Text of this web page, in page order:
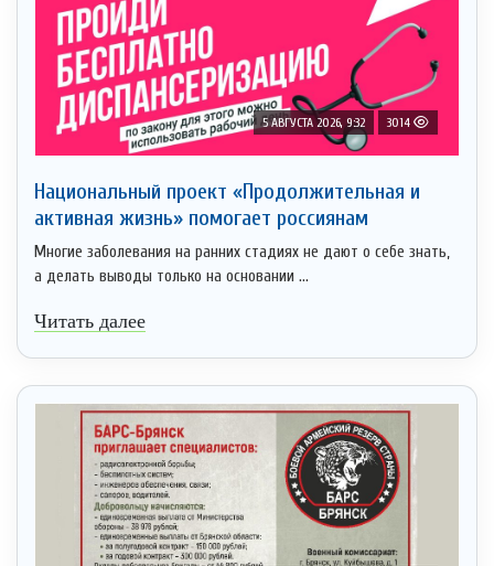
5 АВГУСТА 2026, 9:32 3014
Национальный проект «Продолжительная и
активная жизнь» помогает россиянам
Многие заболевания на ранних стадиях не дают о себе знать,
а делать выводы только на основании ...
Читать далее